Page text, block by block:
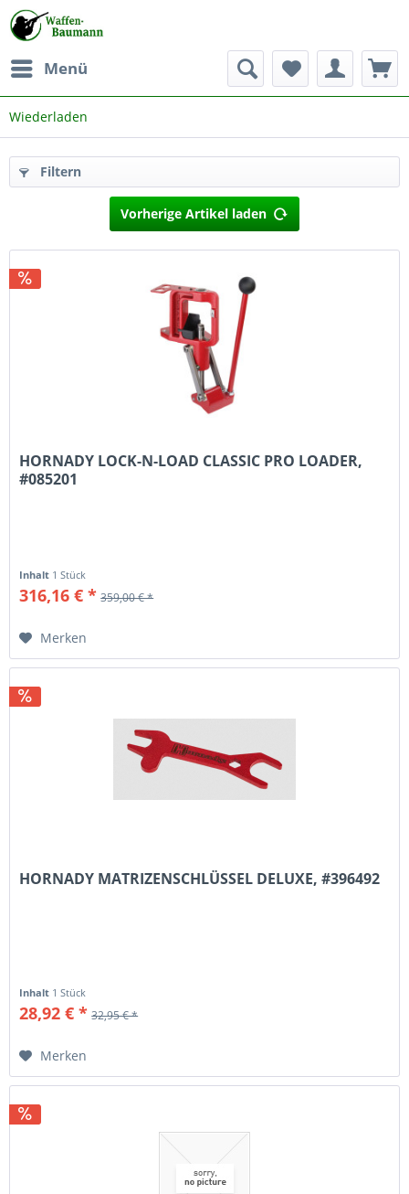
Menü
Wiederladen
Filtern
Vorherige Artikel laden
HORNADY LOCK-N-LOAD CLASSIC PRO LOADER,
#085201
Inhalt 1 Stück
316,16 € * 359,00 € *
Merken
HORNADY MATRIZENSCHLÜSSEL DELUXE, #396492
Inhalt 1 Stück
28,92 € * 32,95 € *
Merken